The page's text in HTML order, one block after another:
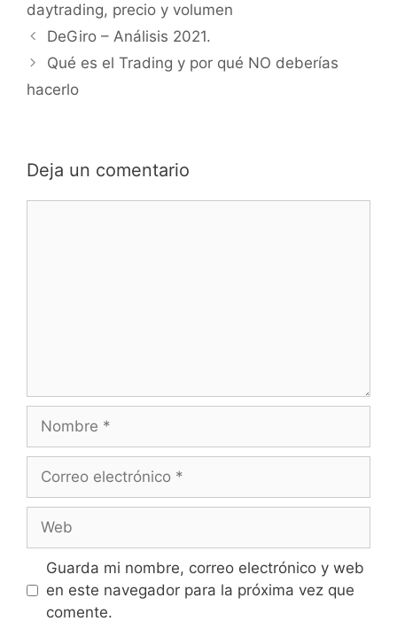
daytrading, precio y volumen
DeGiro – Análisis 2021.
Qué es el Trading y por qué NO deberías
hacerlo
Deja un comentario
Nombre
Correo
Web
Guarda mi nombre, correo electrónico y web
en este navegador para la próxima vez que
comente.